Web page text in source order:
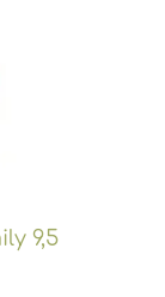
9,5